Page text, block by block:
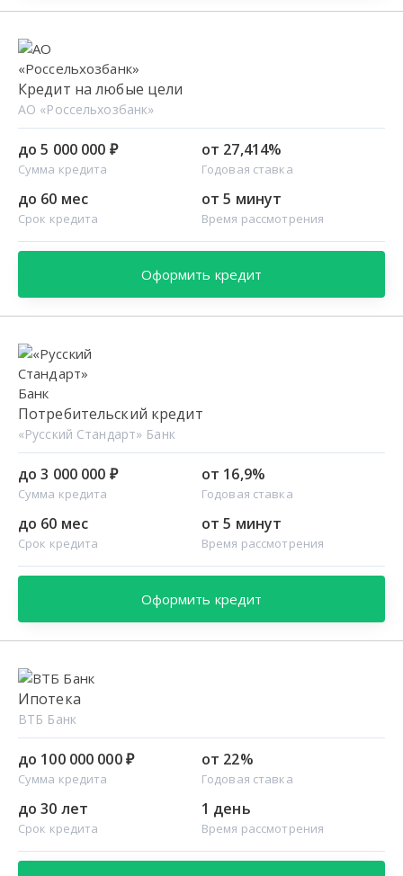
Кредит на любые цели
АО «Россельхозбанк»
до 5 000 000 ₽
Сумма кредита
от 27,414%
Годовая ставка
до 60 мес
Срок кредита
от 5 минут
Время рассмотрения
Оформить кредит
Потребительский кредит
«Русский Стандарт» Банк
до 3 000 000 ₽
Сумма кредита
от 16,9%
Годовая ставка
до 60 мес
Срок кредита
от 5 минут
Время рассмотрения
Оформить кредит
Ипотека
ВТБ Банк
до 100 000 000 ₽
Сумма кредита
от 22%
Годовая ставка
до 30 лет
Срок кредита
1 день
Время рассмотрения